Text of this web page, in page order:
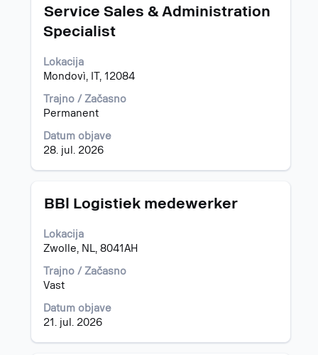
Naziv
Service Sales & Administration
Specialist
Lokacija
Mondovì, IT, 12084
Trajno / Začasno
Permanent
Datum objave
28. jul. 2026
Izberite
preslednico,
vidite
celotno
vsebino
podatkov
delovnem
mestu.
Naziv
BBl Logistiek medewerker
Lokacija
Zwolle, NL, 8041AH
Trajno / Začasno
Vast
Datum objave
21. jul. 2026
Izberite
preslednico,
da
celotno
vsebino
o
delovnem
mestu.